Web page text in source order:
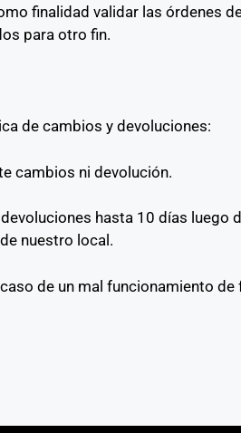
finalidad validar las órdenes
para otro fin.
de cambios y devoluciones:
cambios ni devolución.
hasta 10 días luego
nuestro local.
de un mal funcionamiento de